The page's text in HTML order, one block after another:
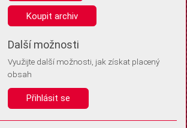
že se jedná o stejné zařízení, a
si ukládáme do vašeho zařízení, abychom se
Můžete je kdykoli později upravit ve Správě
Koupit archiv
Další možnosti
Využijte další možnosti, jak získat placený
obsah
Přihlásit se